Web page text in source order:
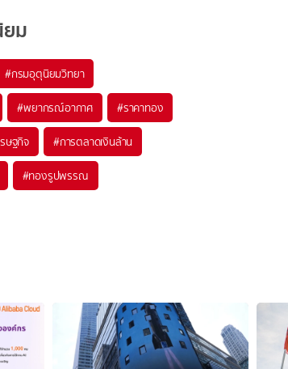
ม
#กรมอุตุนิยมวิทยา
#พยากรณ์อากาศ #ราคาทอง
ษฐกิจ #การตลาดเงินล้าน
#ทองรูปพรรณ